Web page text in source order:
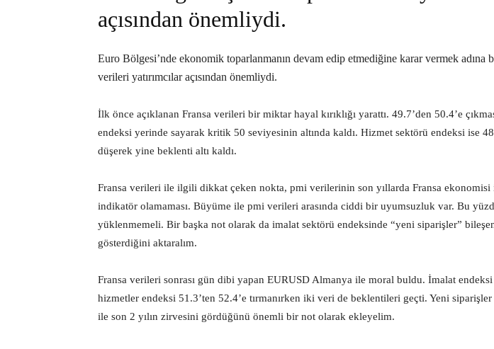
açısından önemliydi.
Euro Bölgesi’nde ekonomik toparlanmanın devam edip etmediğine karar vermek adına
verileri yatırımcılar açısından önemliydi.
İlk önce açıklanan Fransa verileri bir miktar hayal kırıklığı yarattı. 49.7’den 50.4’e
endeksi yerinde sayarak kritik 50 seviyesinin altında kaldı. Hizmet sektörü endeksi ise
düşerek yine beklenti altı kaldı.
Fransa verileri ile ilgili dikkat çeken nokta, pmi verilerinin son yıllarda Fransa
indikatör olamaması. Büyüme ile pmi verileri arasında ciddi bir uyumsuzluk var. Bu
yüklenmemeli. Bir başka not olarak da imalat sektörü endeksinde “yeni siparişler”
gösterdiğini aktaralım.
Fransa verileri sonrası gün dibi yapan EURUSD Almanya ile moral buldu. İmalat endeksi
hizmetler endeksi 51.3’ten 52.4’e tırmanırken iki veri de beklentileri geçti. Yeni
ile son 2 yılın zirvesini gördüğünü önemli bir not olarak ekleyelim.